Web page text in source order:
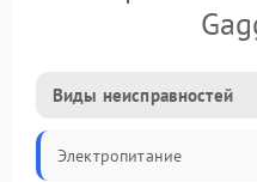
Виды неисправностей
Электропитание